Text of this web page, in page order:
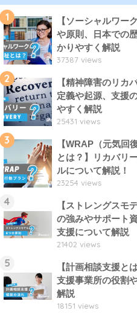
1
【ソーシャルワー
や原則、日本での
かりやすく解説
37387 views
2
【精神障害のリカ
定義や起源、支援
やすく解説
25431 views
3
【WRAP（元気回
とは？】リカバリ
ルについて解説！
23254 views
4
【ストレングスモ
の強みやサポート
支援について解説
21402 views
5
【計画相談支援と
支援事業所の役割
解説
18151 views